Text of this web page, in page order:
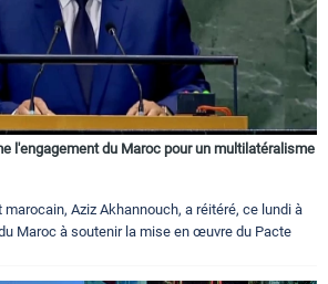
l'engagement du Maroc pour un multilatéralisme
Aziz Akhannouch, a réitéré, ce lundi à
Maroc à soutenir la mise en œuvre du Pacte